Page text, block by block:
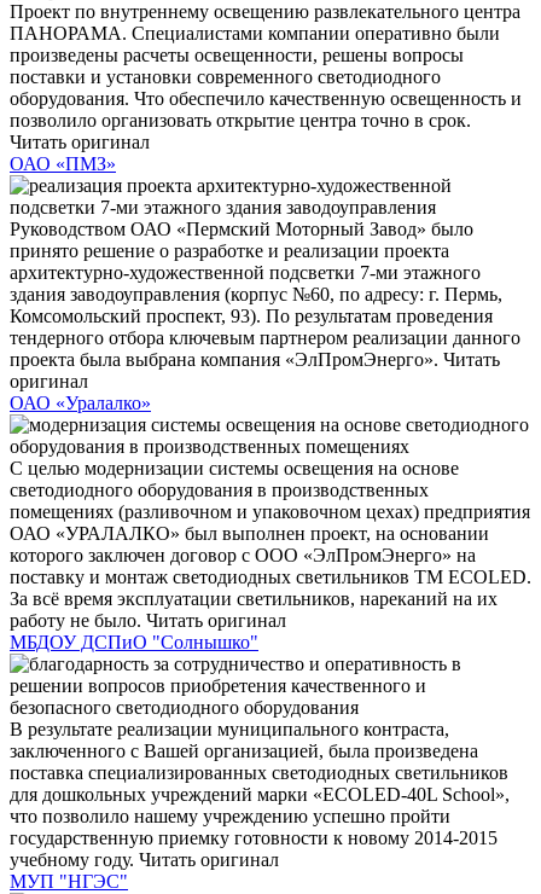
Проект по внутреннему освещению развлекательного центра
ПАНОРАМА. Специалистами компании оперативно были
произведены расчеты освещенности, решены вопросы
поставки и установки современного светодиодного
оборудования. Что обеспечило качественную освещенность и
позволило организовать открытие центра точно в срок.
Читать оригинал
ОАО «ПМЗ»
Руководством ОАО «Пермский Моторный Завод» было
принято решение о разработке и реализации проекта
архитектурно-художественной подсветки 7-ми этажного
здания заводоуправления (корпус №60, по адресу: г. Пермь,
Комсомольский проспект, 93). По результатам проведения
тендерного отбора ключевым партнером реализации данного
проекта была выбрана компания «ЭлПромЭнерго». Читать
оригинал
ОАО «Уралалко»
С целью модернизации системы освещения на основе
светодиодного оборудования в производственных
помещениях (разливочном и упаковочном цехах) предприятия
ОАО «УРАЛАЛКО» был выполнен проект, на основании
которого заключен договор с ООО «ЭлПромЭнерго» на
поставку и монтаж светодиодных светильников ТМ ECOLED.
За всё время эксплуатации светильников, нареканий на их
работу не было. Читать оригинал
МБДОУ ДСПиО "Солнышко"
В результате реализации муниципального контраста,
заключенного с Вашей организацией, была произведена
поставка специализированных светодиодных светильников
для дошкольных учреждений марки «ECOLED-40L School»,
что позволило нашему учреждению успешно пройти
государственную приемку готовности к новому 2014-2015
учебному году. Читать оригинал
МУП "НГЭС"